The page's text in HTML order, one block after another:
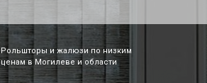
Рольшторы и жалюзи по низким
ценам в Могилеве и области